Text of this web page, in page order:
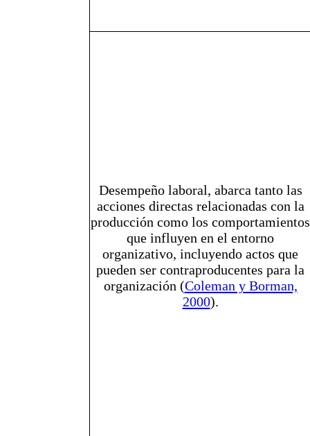
Desempeño laboral, abarca tanto las
acciones directas relacionadas con la
producción como los comportamientos
que influyen en el entorno
organizativo, incluyendo actos que
pueden ser contraproducentes para la
organización (Coleman y Borman,
2000).